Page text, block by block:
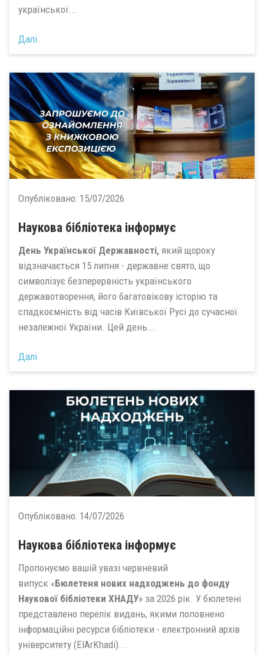
української...
Далі
Опубліковано: 15/07/2026
Наукова бібліотека інформує
День Української Державності, який щороку
відзначається 15 липня - державне свято, що
символізує безперервність українського
державотворення, його багатовікову історію та
спадкоємність від часів Київської Русі до сучасної
незалежної України. Цей день...
Далі
Опубліковано: 14/07/2026
Наукова бібліотека інформує
Пропонуємо вашій увазі червневий
випуск «Бюлетеня нових надходжень до фонду
Наукової бібліотеки ХНАДУ» за 2026 рік. У бюлетені
представлено перелік видань, якими поповнено
інформаційні ресурси бібліотеки - електронний архів
університету (ElArKhadi)...